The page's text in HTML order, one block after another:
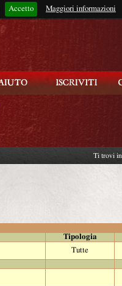
Accetto Maggiori informazioni
Rimani connesso?
Ti trovi in
Tipologia
Tutte